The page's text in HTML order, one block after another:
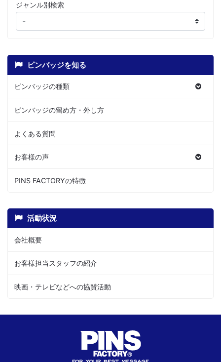
ジャンル別検索
ピンバッジを知る
ピンバッジの種類
ピンバッジの留め方・外し方
よくある質問
お客様の声
PINS FACTORYの特徴
活動状況
会社概要
お客様担当スタッフの紹介
映画・テレビなどへの協賛活動